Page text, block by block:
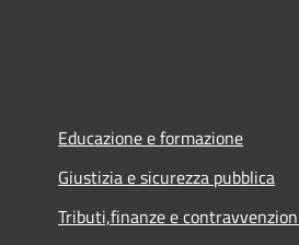
Educazione e formazione
Giustizia e sicurezza pubblica
Tributi,finanze e